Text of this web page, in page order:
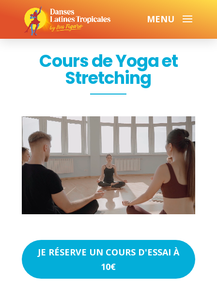
Cours de Yoga et
Stretching
JE RÉSERVE UN COURS D'ESSAI À
10€